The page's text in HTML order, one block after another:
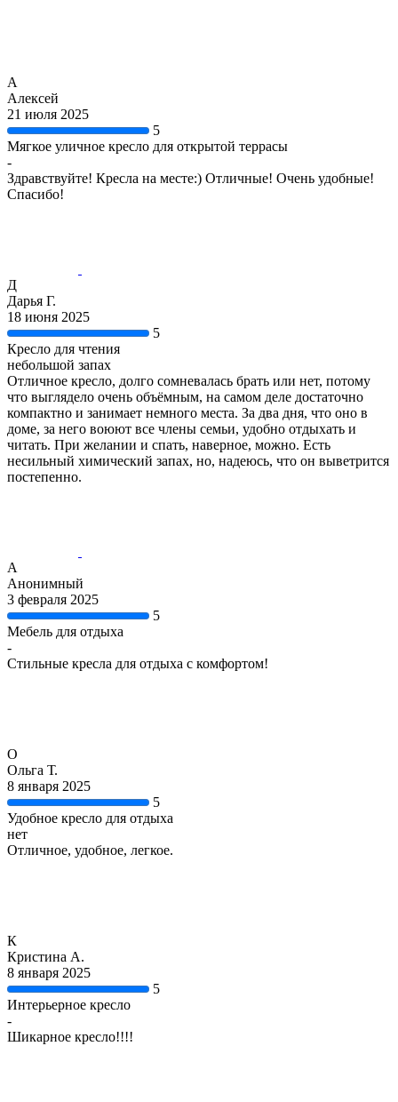
А
Алексей
21 июля 2025
5
Мягкое уличное кресло для открытой террасы
-
Здравствуйте! Кресла на месте:) Отличные! Очень удобные!
Спасибо!
Д
Дарья Г.
18 июня 2025
5
Кресло для чтения
небольшой запах
Отличное кресло, долго сомневалась брать или нет, потому
что выглядело очень объёмным, на самом деле достаточно
компактно и занимает немного места. За два дня, что оно в
доме, за него воюют все члены семьи, удобно отдыхать и
читать. При желании и спать, наверное, можно. Есть
несильный химический запах, но, надеюсь, что он выветрится
постепенно.
А
Анонимный
3 февраля 2025
5
Мебель для отдыха
-
Стильные кресла для отдыха с комфортом!
О
Ольга Т.
8 января 2025
5
Удобное кресло для отдыха
нет
Отличное, удобное, легкое.
К
Кристина А.
8 января 2025
5
Интерьерное кресло
-
Шикарное кресло!!!!